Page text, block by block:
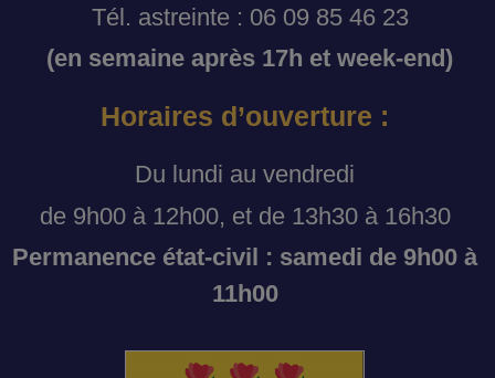
Tél. astreinte : 06 09 85 46 23
(en semaine après 17h et week-end)
Horaires d’ouverture :
Du lundi au vendredi
de 9h00 à 12h00, et de 13h30 à 16h30
Permanence état-civil : samedi de 9h00 à
11h00